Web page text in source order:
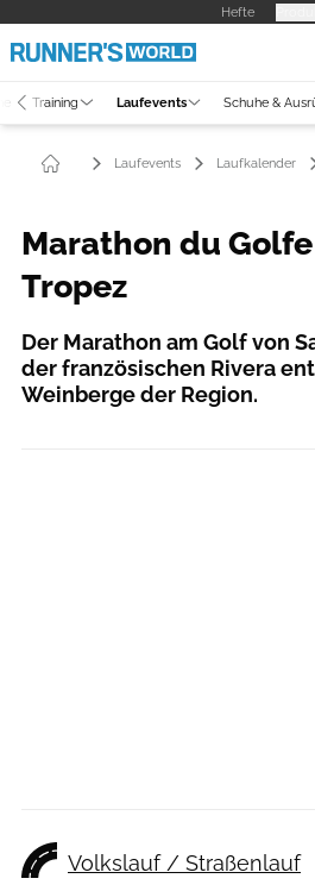
Hefte
Training Laufevents Schuhe &
Laufevents Laufkalender
Marathon du
Tropez
Der Marathon am Golf von
der französischen Rivera
Weinberge der Region.
Volkslauf / Straßenlauf